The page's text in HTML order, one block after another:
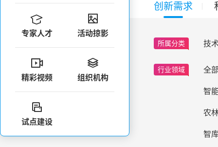
创新需求

专家人才

活动掠影

精彩视频

组织机构

试点建设
所属分类 技
行业领域 全
智
农
智